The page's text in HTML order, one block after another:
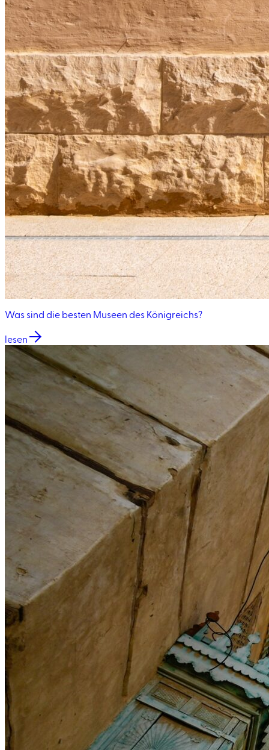
Was sind die besten Museen des Königreichs?
lesen